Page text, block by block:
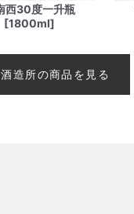
西30度一升瓶
[1800ml]
造所の商品を見る